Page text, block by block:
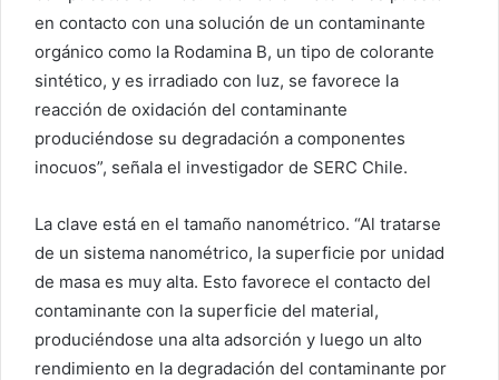
en contacto con una solución de un contaminante
orgánico como la Rodamina B, un tipo de colorante
sintético, y es irradiado con luz, se favorece la
reacción de oxidación del contaminante
produciéndose su degradación a componentes
inocuos”, señala el investigador de SERC Chile.
La clave está en el tamaño nanométrico. “Al tratarse
de un sistema nanométrico, la superficie por unidad
de masa es muy alta. Esto favorece el contacto del
contaminante con la superficie del material,
produciéndose una alta adsorción y luego un alto
rendimiento en la degradación del contaminante por